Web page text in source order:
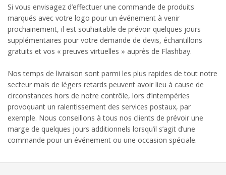
Si vous envisagez d’effectuer une commande de produits
marqués avec votre logo pour un événement à venir
prochainement, il est souhaitable de prévoir quelques jours
supplémentaires pour votre demande de devis, échantillons
gratuits et vos « preuves virtuelles » auprès de Flashbay.
Nos temps de livraison sont parmi les plus rapides de tout notre
secteur mais de légers retards peuvent avoir lieu à cause de
circonstances hors de notre contrôle, lors d’intempéries
provoquant un ralentissement des services postaux, par
exemple. Nous conseillons à tous nos clients de prévoir une
marge de quelques jours additionnels lorsqu’il s’agit d’une
commande pour un événement ou une occasion spéciale.